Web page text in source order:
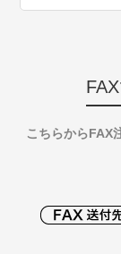
こちらからFAX